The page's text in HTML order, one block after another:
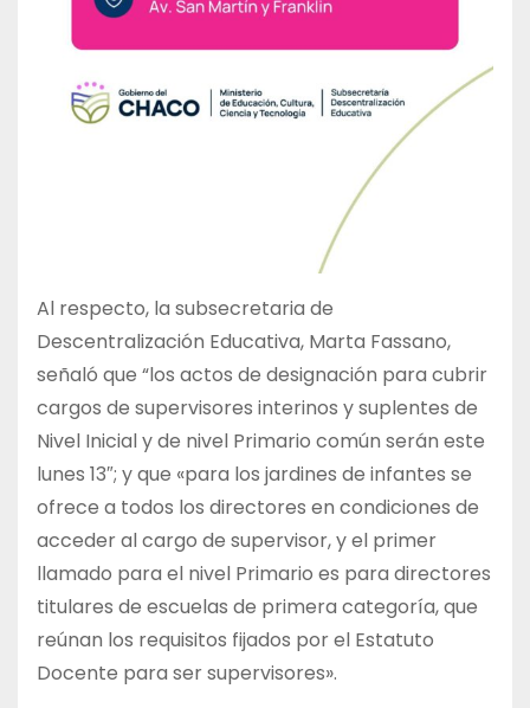
Al respecto, la subsecretaria de
Descentralización Educativa, Marta Fassano,
señaló que “los actos de designación para cubrir
cargos de supervisores interinos y suplentes de
Nivel Inicial y de nivel Primario común serán este
lunes 13″; y que «para los jardines de infantes se
ofrece a todos los directores en condiciones de
acceder al cargo de supervisor, y el primer
llamado para el nivel Primario es para directores
titulares de escuelas de primera categoría, que
reúnan los requisitos fijados por el Estatuto
Docente para ser supervisores».